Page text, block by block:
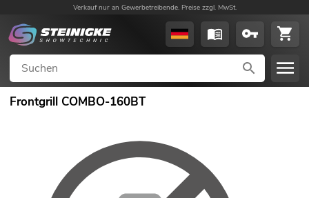
Verkauf nur an Gewerbetreibende. Preise zzgl. MwSt.
Frontgrill COMBO-160BT